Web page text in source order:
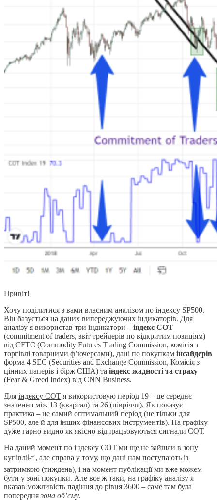
Привіт!
Хочу поділитися з вами власним аналізом по індексу SP500.
Він базується на даних випереджуючих індикаторів. Для
аналізу я використав три індикатори – індекс COT
(commitment of traders, звіт трейдерів по відкритим позиціям)
від CFTC (Commodity Futures Trading Commission, комісія з
торгівлі товарними ф’ючерсами), дані по покупкам інсайдерів
форма 4 SEC (Securities and Exchange Commission, Комісія з
цінних паперів і бірж США) та індекс жадності та страху
(Fear & Greed Index) від CNN Business.
Для індексу СОТ я використовую період 19 – це середнє
значення між 13 (квартал) та 26 (півріччя). Як показує
практика – це самий оптимальний період (не тільки для
SP500, але й для інших фінансових інструментів). На графіку
дуже гарно видно як якісно відпрацьовуються сигнали СОТ.
На даний момент по індексу СОТ ми ще не зайшли в зону
купівлі📈, але справа у тому, що дані нам поступають із
затримкою (тиждень), і на момент публікації ми вже можем
бути у зоні покупки. Але все ж таки, на графіку аналізу я
вказав можливість падіння до рівня 3600 – саме там була
попередня зона об’єму.